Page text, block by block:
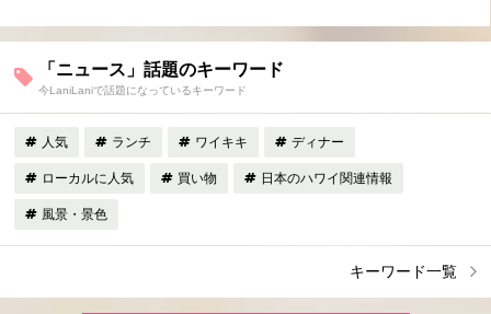
「ニュース」話題のキーワード
今LaniLaniで話題になっているキーワード
人気 ランチ ワイキキ ディナー
ローカルに人気 買い物 日本のハワイ関連情報
風景・景色
キーワード一覧